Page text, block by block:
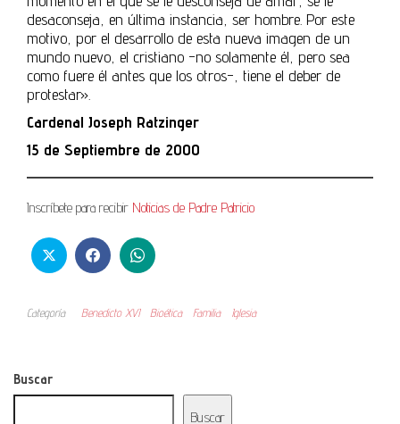
desaconseja, en última instancia, ser hombre. Por este
motivo, por el desarrollo de esta nueva imagen de un
mundo nuevo, el cristiano -no solamente él, pero sea
como fuere él antes que los otros-, tiene el deber de
protestar».
Cardenal Joseph Ratzinger
15 de Septiembre de 2000
Inscríbete para recibir Noticias de Padre Patricio
Categoría Benedicto XVI Bioética Familia Iglesia
Buscar
Buscar